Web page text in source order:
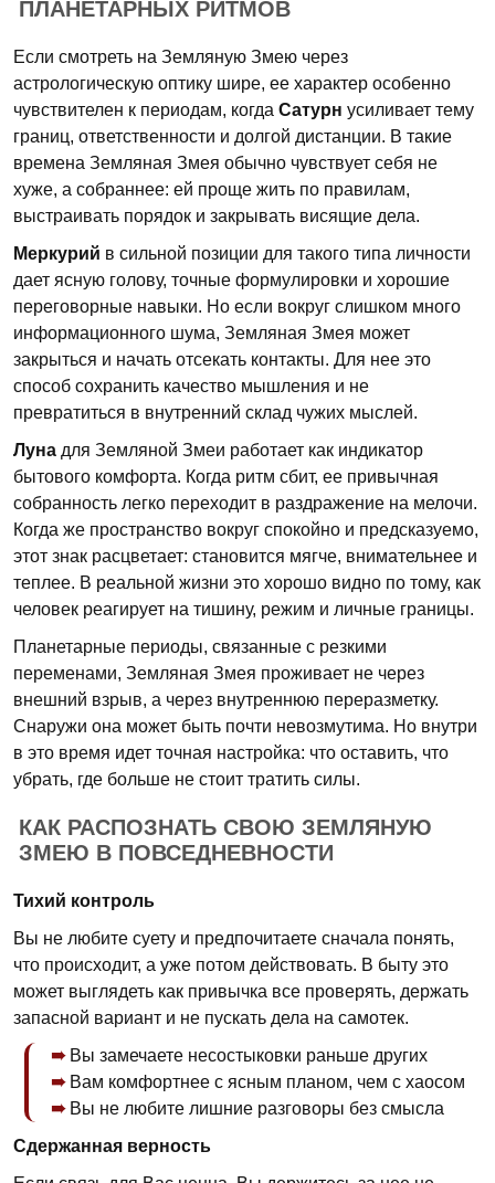
ПЛАНЕТАРНЫХ РИТМОВ
Если смотреть на Земляную Змею через
астрологическую оптику шире, ее характер особенно
чувствителен к периодам, когда Сатурн усиливает тему
границ, ответственности и долгой дистанции. В такие
времена Земляная Змея обычно чувствует себя не
хуже, а собраннее: ей проще жить по правилам,
выстраивать порядок и закрывать висящие дела.
Меркурий в сильной позиции для такого типа личности
дает ясную голову, точные формулировки и хорошие
переговорные навыки. Но если вокруг слишком много
информационного шума, Земляная Змея может
закрыться и начать отсекать контакты. Для нее это
способ сохранить качество мышления и не
превратиться в внутренний склад чужих мыслей.
Луна для Земляной Змеи работает как индикатор
бытового комфорта. Когда ритм сбит, ее привычная
собранность легко переходит в раздражение на мелочи.
Когда же пространство вокруг спокойно и предсказуемо,
этот знак расцветает: становится мягче, внимательнее и
теплее. В реальной жизни это хорошо видно по тому, как
человек реагирует на тишину, режим и личные границы.
Планетарные периоды, связанные с резкими
переменами, Земляная Змея проживает не через
внешний взрыв, а через внутреннюю переразметку.
Снаружи она может быть почти невозмутима. Но внутри
в это время идет точная настройка: что оставить, что
убрать, где больше не стоит тратить силы.
КАК РАСПОЗНАТЬ СВОЮ ЗЕМЛЯНУЮ
ЗМЕЮ В ПОВСЕДНЕВНОСТИ
Тихий контроль
Вы не любите суету и предпочитаете сначала понять,
что происходит, а уже потом действовать. В быту это
может выглядеть как привычка все проверять, держать
запасной вариант и не пускать дела на самотек.
Вы замечаете несостыковки раньше других
Вам комфортнее с ясным планом, чем с хаосом
Вы не любите лишние разговоры без смысла
Сдержанная верность